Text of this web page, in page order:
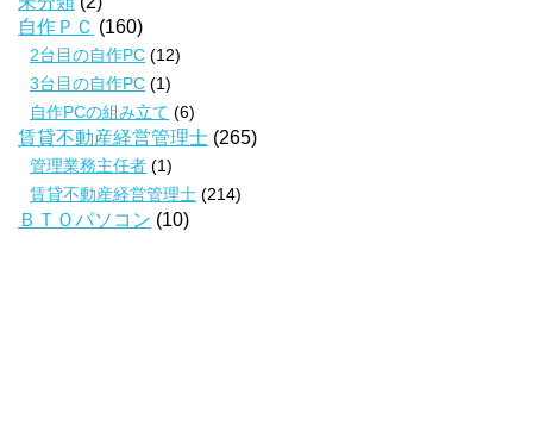
自作ＰＣ (160)
2台目の自作PC (12)
3台目の自作PC (1)
自作PCの組み立て (6)
賃貸不動産経営管理士 (265)
管理業務主任者 (1)
賃貸不動産経営管理士 (214)
ＢＴＯパソコン (10)